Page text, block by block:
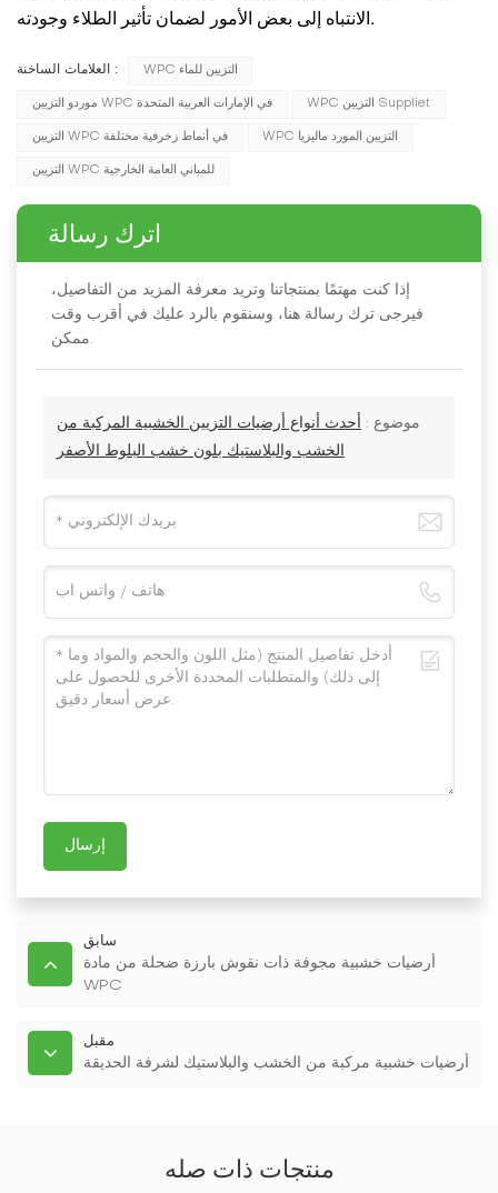
الانتباه إلى بعض الأمور لضمان تأثير الطلاء وجودته.
العلامات الساخنة : WPC التزيين للماء
موردو التزيين WPC في الإمارات العربية المتحدة WPC التزيين Suppliet
التزيين WPC في أنماط زخرفية مختلفة WPC التزيين المورد ماليزيا
التزيين WPC للمباني العامة الخارجية
اترك رسالة
إذا كنت مهتمًا بمنتجاتنا وتريد معرفة المزيد من التفاصيل،
فيرجى ترك رسالة هنا، وسنقوم بالرد عليك في أقرب وقت
ممكن.
موضوع :
أحدث أنواع أرضيات التزيين الخشبية المركبة من
الخشب والبلاستيك بلون خشب البلوط الأصفر
إرسال
سابق
أرضيات خشبية مجوفة ذات نقوش بارزة ضحلة من مادة
WPC
مقبل
أرضيات خشبية مركبة من الخشب والبلاستيك لشرفة الحديقة
منتجات ذات صله